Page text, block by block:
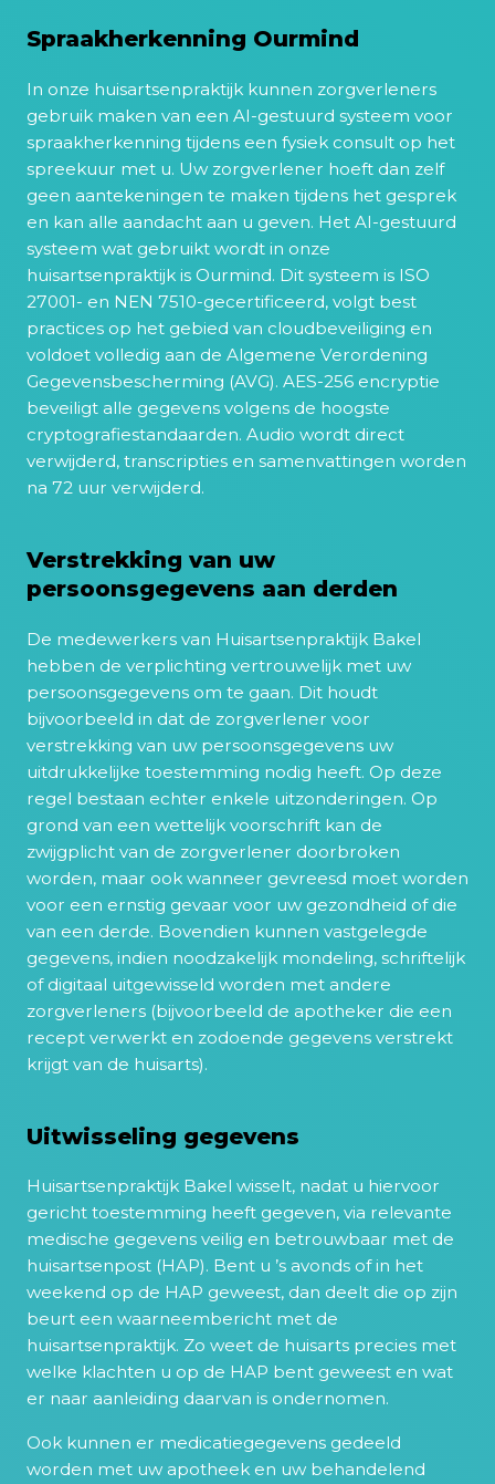
Spraakherkenning Ourmind
In onze huisartsenpraktijk kunnen zorgverleners
gebruik maken van een AI-gestuurd systeem voor
spraakherkenning tijdens een fysiek consult op het
spreekuur met u. Uw zorgverlener hoeft dan zelf
geen aantekeningen te maken tijdens het gesprek
en kan alle aandacht aan u geven. Het AI-gestuurd
systeem wat gebruikt wordt in onze
huisartsenpraktijk is Ourmind. Dit systeem is ISO
27001- en NEN 7510-gecertificeerd, volgt best
practices op het gebied van cloudbeveiliging en
voldoet volledig aan de Algemene Verordening
Gegevensbescherming (AVG). AES-256 encryptie
beveiligt alle gegevens volgens de hoogste
cryptografiestandaarden. Audio wordt direct
verwijderd, transcripties en samenvattingen worden
na 72 uur verwijderd.
Verstrekking van uw
persoonsgegevens aan derden
De medewerkers van Huisartsenpraktijk Bakel
hebben de verplichting vertrouwelijk met uw
persoonsgegevens om te gaan. Dit houdt
bijvoorbeeld in dat de zorgverlener voor
verstrekking van uw persoonsgegevens uw
uitdrukkelijke toestemming nodig heeft. Op deze
regel bestaan echter enkele uitzonderingen. Op
grond van een wettelijk voorschrift kan de
zwijgplicht van de zorgverlener doorbroken
worden, maar ook wanneer gevreesd moet worden
voor een ernstig gevaar voor uw gezondheid of die
van een derde. Bovendien kunnen vastgelegde
gegevens, indien noodzakelijk mondeling, schriftelijk
of digitaal uitgewisseld worden met andere
zorgverleners (bijvoorbeeld de apotheker die een
recept verwerkt en zodoende gegevens verstrekt
krijgt van de huisarts).
Uitwisseling gegevens
Huisartsenpraktijk Bakel wisselt, nadat u hiervoor
gericht toestemming heeft gegeven, via relevante
medische gegevens veilig en betrouwbaar met de
huisartsenpost (HAP). Bent u ’s avonds of in het
weekend op de HAP geweest, dan deelt die op zijn
beurt een waarneembericht met de
huisartsenpraktijk. Zo weet de huisarts precies met
welke klachten u op de HAP bent geweest en wat
er naar aanleiding daarvan is ondernomen.
Ook kunnen er medicatiegegevens gedeeld
worden met uw apotheek en uw behandelend